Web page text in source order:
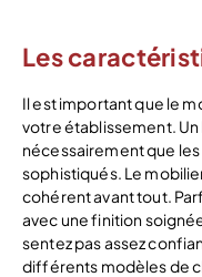
Les
Il est important que le
votre établissement.
nécessairement que
sophistiqués. Le
cohérent avant tout.
avec une finition
sentez pas assez
différents modèles de